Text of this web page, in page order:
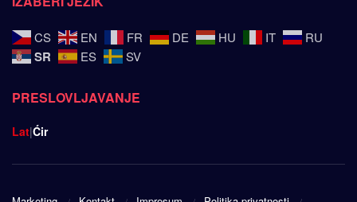
CS EN FR DE HU IT RU
SR ES SV
PRESLOVLJAVANJE
Lat|Ćir